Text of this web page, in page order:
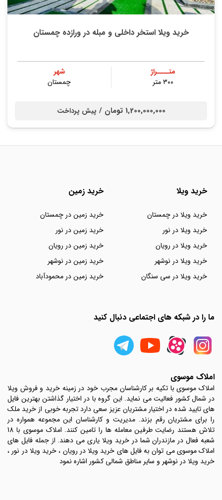
خرید ویلا استخر داخلی و مبله در ورازده چمستان
متــــراژ
۳۰۰ متر
شهر
چمستان
1,200,000,000 تومان / پیش پرداخت
خرید ویلا
خرید ویلا در چمستان
خرید ویلا در نور
خرید ویلا در رویان
خرید ویلا در نوشهر
خرید ویلا در سی سنگان
خرید زمین
خرید زمین در چمستان
خرید زمین در نور
خرید زمین در رویان
خرید زمین در نوشهر
خرید زمین در محمودآباد
ما را در شبکه های اجتماعی دنبال کنید
املاک موسوی
املاک موسوی با تکیه بر کارشناسان مجرب خود در زمینه خرید و فروش ویلا
در شمال کشور فعالیت می نماید. این گروه با در اختیار گذاشتن بهترین فایل
های تایید شده در اختیار مشتریان عزیز سعی دارد تجربه خوبی از خرید ملک
را برای مشتریان رقم بزند. مدیریت و کارشناسان این مجموعه همواره در
تلاش هستند رضایت طرفین معامله ها را تامین کنند. املاک موسوی با 18
شعبه فعال در مازندران شما در خرید ویلا یاری می دهند. از جمله فایل های
املاک موسوی می توان به فایل های خرید ویلا در رویان ، خرید ویلا در نور ،
خرید ویلا در نوشهر و سایر مناطق شمالی کشور اشاره نمود